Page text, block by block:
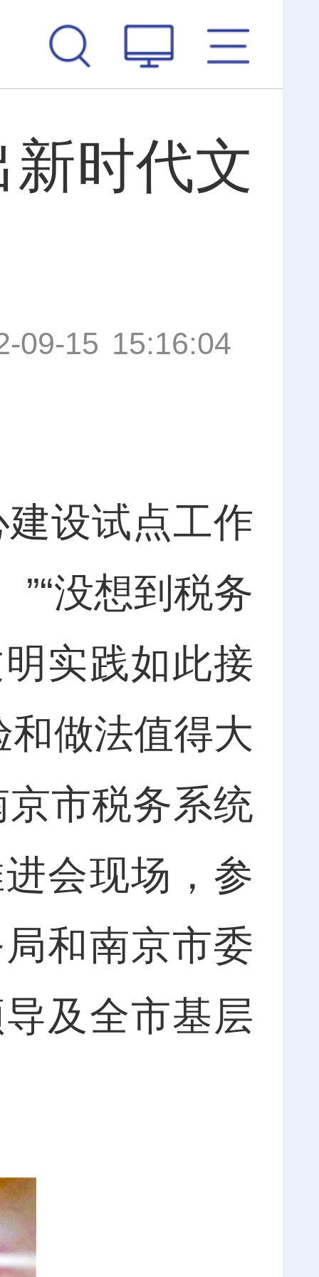
时代文
09-15 15:16:04
设试点工作
没想到税务
实践如此接
和做法值得大
市税务系统
会现场，参
和南京市委
及全市基层